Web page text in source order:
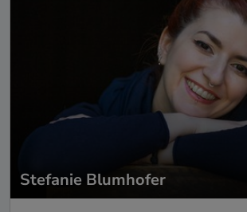
Stefanie Blumhofer